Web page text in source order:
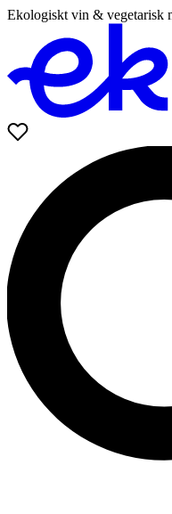
Ekologiskt vin & vegetarisk